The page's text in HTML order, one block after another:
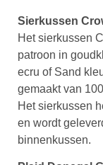
Sierkussen
Het sierkussen
patroon in
ecru of Sand
gemaakt van
Het sierkussen
en wordt
binnenkussen.